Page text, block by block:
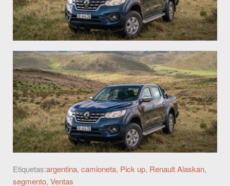
Etiquetas:argentina, camioneta, Pick up, Renault Alaskan,
segmento, Ventas